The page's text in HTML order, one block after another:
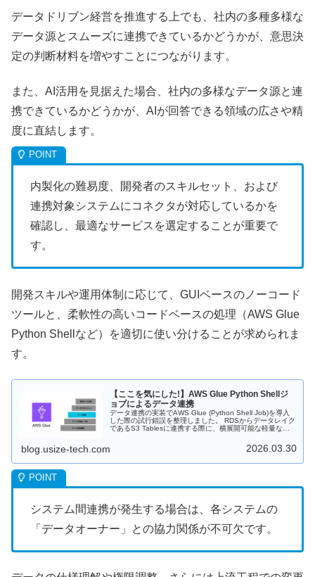
データドリブン経営を推進する上でも、社内の多種多様な
データ源とスムーズに連携できているかどうかが、意思決
定の判断材料を増やすことにつながります。
また、AI活用を見据えた場合、社内の多様なデータ源と連
携できているかどうかが、AIが回答できる領域の広さや精
度に直結します。
内製化の難易度、開発者のスキルセット、および
連携対象システムにコネクタが対応しているかを
確認し、最適なサービスを選定することが重要で
す。
開発スキルや運用体制に応じて、GUIベースのノーコード
ツールと、柔軟性の高いコードベースの処理（AWS Glue
Python Shellなど）を適切に使い分けることが求められま
す。
【ここを気にした!】AWS Glue Python Shellジ
ョブによるデータ連携
データ連携の実装でAWS Glue (Python Shell Job)を導入
した際の試行錯誤を整理しました。 RDSからデータレイク
であるS3 Tablesに連携する際に、横展開可能な軽量なデ
blog.usize-tech.com 2026.03.30
システム間連携が発生する場合は、各システムの
「データオーナー」との協力関係が不可欠です。